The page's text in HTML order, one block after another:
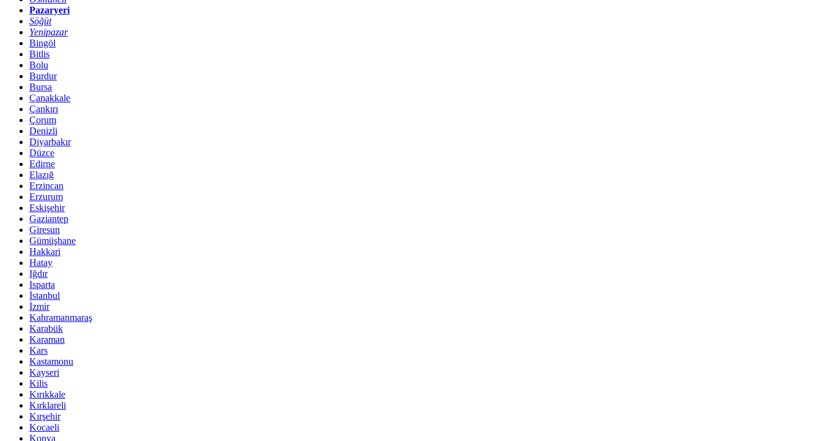
Pazaryeri
Söğüt
Yenipazar
Bingöl
Bitlis
Bolu
Burdur
Bursa
Çanakkale
Çankırı
Çorum
Denizli
Diyarbakır
Düzce
Edirne
Elazığ
Erzincan
Erzurum
Eskişehir
Gaziantep
Giresun
Gümüşhane
Hakkari
Hatay
Iğdır
Isparta
İstanbul
İzmir
Kahramanmaraş
Karabük
Karaman
Kars
Kastamonu
Kayseri
Kilis
Kırıkkale
Kırklareli
Kırşehir
Kocaeli
Konya